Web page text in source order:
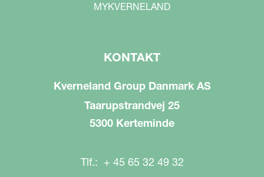
MYKVERNELAND
KONTAKT
Kverneland Group Danmark AS
Taarupstrandvej 25
5300 Kerteminde
Tlf.: + 45 65 32 49 32